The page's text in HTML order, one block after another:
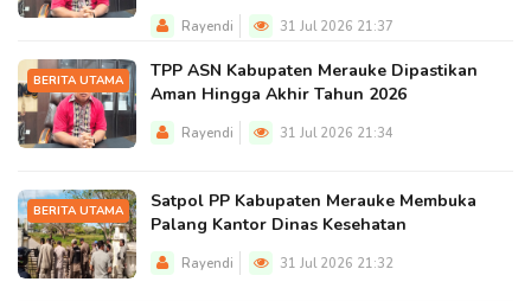
Rayendi 31 Jul 2026 21:37
BERITA UTAMA
TPP ASN Kabupaten Merauke Dipastikan
Aman Hingga Akhir Tahun 2026
Rayendi 31 Jul 2026 21:34
BERITA UTAMA
Satpol PP Kabupaten Merauke Membuka
Palang Kantor Dinas Kesehatan
Rayendi 31 Jul 2026 21:32